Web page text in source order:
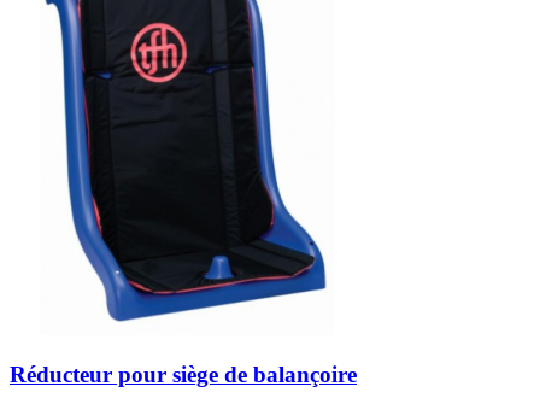
Réducteur pour siège de balançoire